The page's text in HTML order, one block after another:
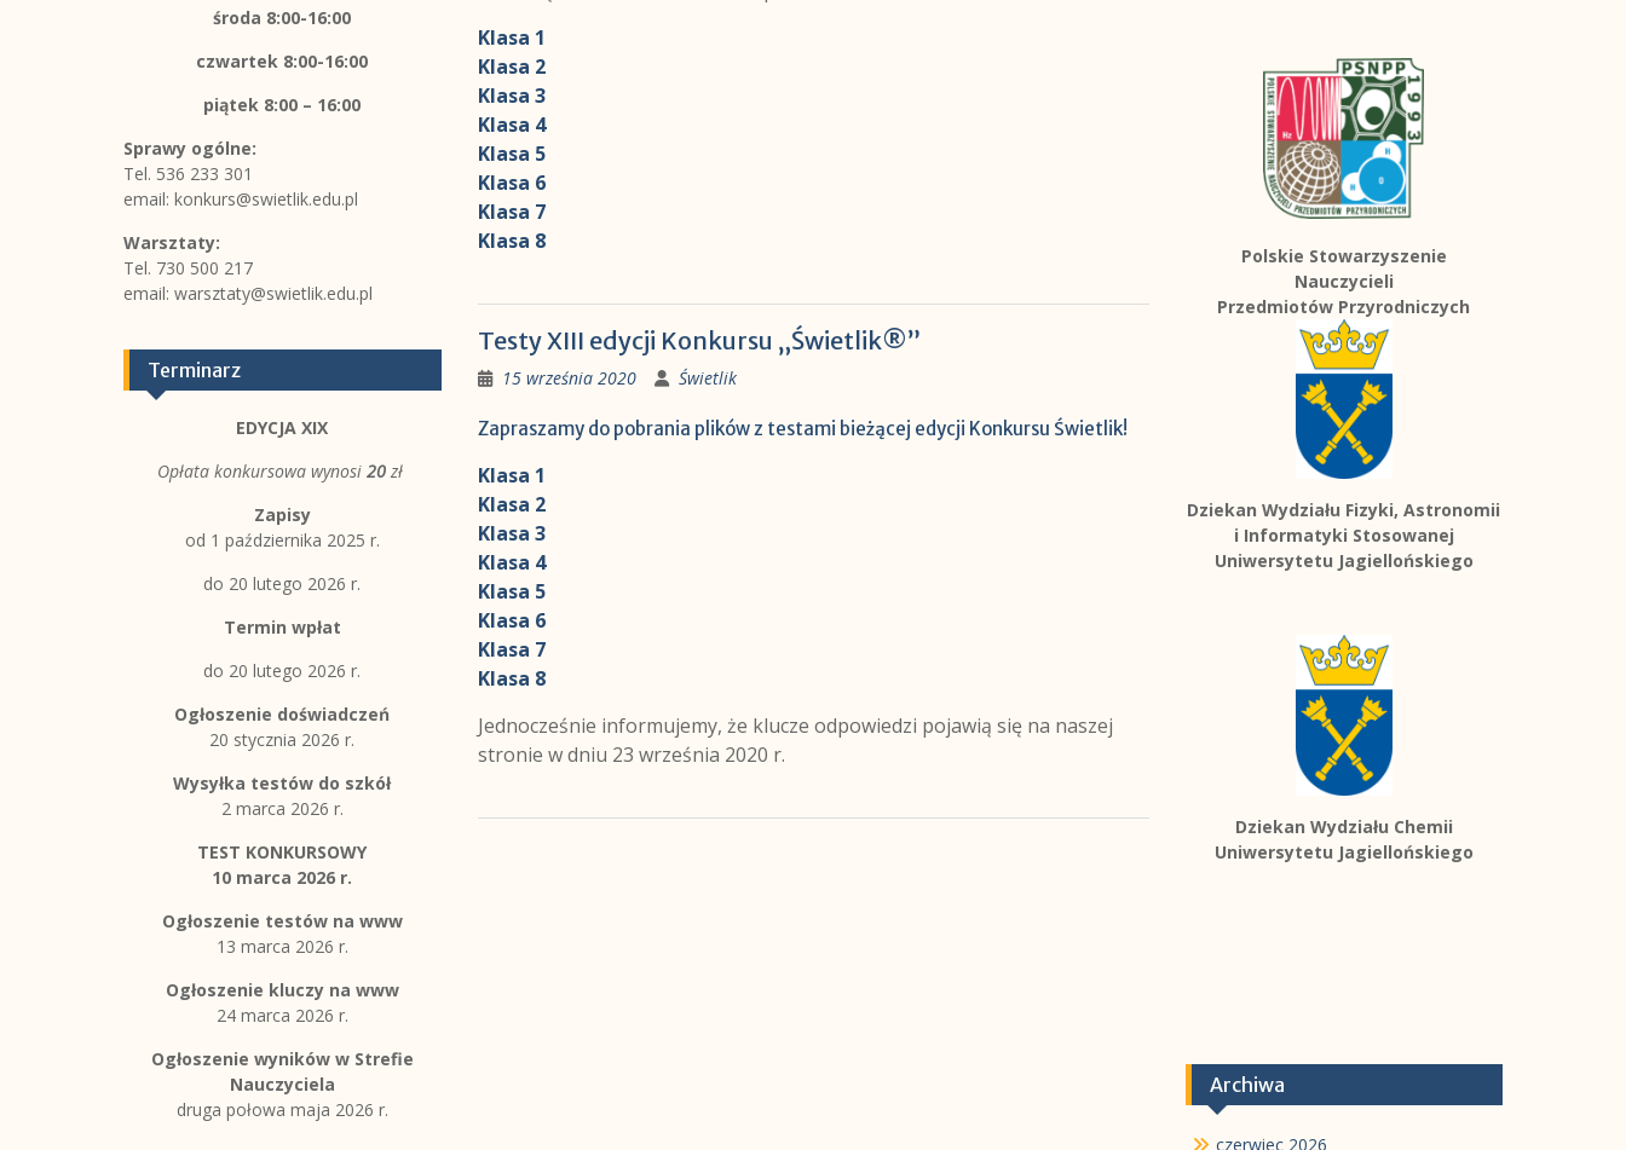
Klasa 1
Klasa 2
Klasa 3
Klasa 4
Klasa 5
Klasa 6
Klasa 7
Klasa 8
Testy XIII edycji Konkursu „Świetlik®”
15 września 2020 Świetlik
Zapraszamy do pobrania plików z testami bieżącej edycji Konkursu Świetlik!
Klasa 1
Klasa 2
Klasa 3
Klasa 4
Klasa 5
Klasa 6
Klasa 7
Klasa 8
Jednocześnie informujemy, że klucze odpowiedzi pojawią się na naszej
stronie w dniu 23 września 2020 r.
Polskie Stowarzyszenie
Nauczycieli
Przedmiotów Przyrodniczych
Dziekan Wydziału Fizyki, Astronomii
i Informatyki Stosowanej
Uniwersytetu Jagiellońskiego
Dziekan Wydziału Chemii
Uniwersytetu Jagiellońskiego
Archiwa
czerwiec 2026
środa 8:00-16:00
czwartek 8:00-16:00
piątek 8:00 – 16:00
Sprawy ogólne:
Tel. 536 233 301
email: konkurs@swietlik.edu.pl
Warsztaty:
Tel. 730 500 217
email: warsztaty@swietlik.edu.pl
Terminarz
EDYCJA XIX
Opłata konkursowa wynosi 20zł
Zapisy
od 1 października 2025 r.
do 20 lutego 2026 r.
Termin wpłat
do 20 lutego 2026 r.
Ogłoszenie doświadczeń
20 stycznia 2026 r.
Wysyłka testów do szkół
2 marca 2026 r.
TEST KONKURSOWY
10 marca 2026 r.
Ogłoszenie testów na www
13 marca 2026 r.
Ogłoszenie kluczy na www
24 marca 2026 r.
Ogłoszenie wyników w Strefie
Nauczyciela
druga połowa maja 2026 r.